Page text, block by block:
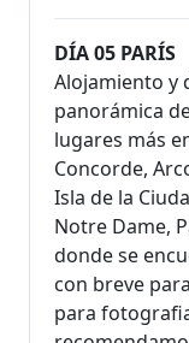
DÍA 05 PARÍS
Alojamiento y
panorámica
lugares más
Concorde,
Isla de la
Notre Dame,
donde se
con breve
para